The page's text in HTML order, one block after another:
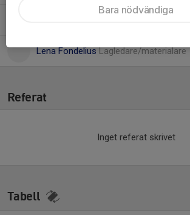
Lena FondeliusLagledare/materialare
Referat
Inget referat skrivet
Tabell
Bara nödvändiga